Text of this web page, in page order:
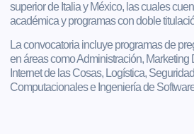
superior de Italia y México, las cuales
académica y programas con doble
La convocatoria incluye programas de
en áreas como Administración, Marketing
Internet de las Cosas, Logística,
Computacionales e Ingeniería de